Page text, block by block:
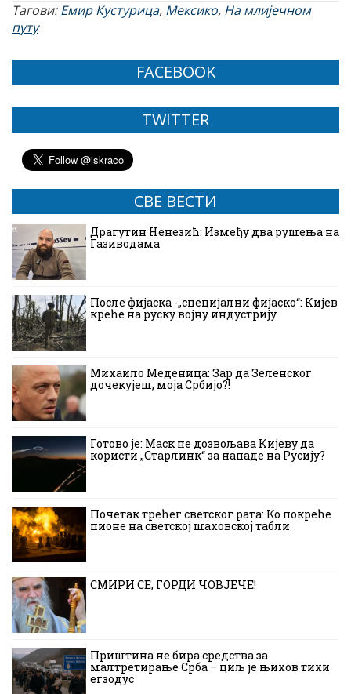
Тагови:Емир Кустурица, Мексико, На млијечном
путу
FACEBOOK
TWITTER
СВЕ ВЕСТИ
Драгутин Ненезић: Између два рушења на
Газиводама
После фијаска -„специјални фијаско“: Кијев
креће на руску војну индустрију
Михаило Меденица: Зар да Зеленског
дочекујеш, моја Србијо?!
Готово је: Маск не дозвољава Кијеву да
користи „Старлинк“ за нападе на Русију?
Почетак трећег светског рата: Ко покреће
пионе на светској шаховској табли
СМИРИ СЕ, ГОРДИ ЧОВЈЕЧЕ!
Приштина не бира средства за
малтретирање Срба – циљ је њихов тихи
егзодус